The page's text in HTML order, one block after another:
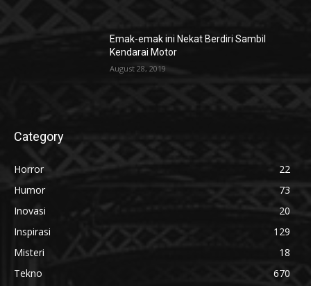
Emak-emak ini Nekat Berdiri Sambil
Kendarai Motor
August 28, 2019
Category
Horror
22
Humor
73
Inovasi
20
Inspirasi
129
Misteri
18
Tekno
670